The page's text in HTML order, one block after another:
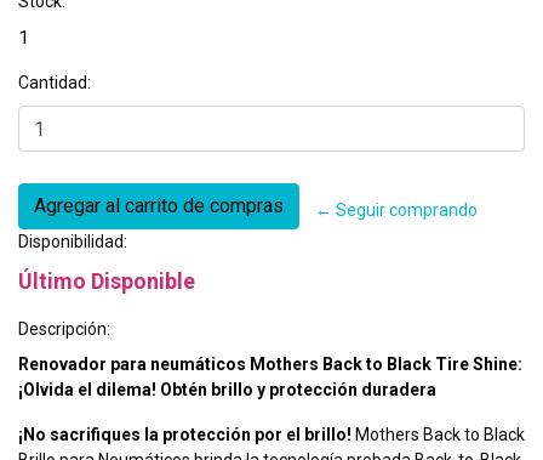
1
Cantidad:
← Seguir comprando
Disponibilidad:
Último Disponible
Descripción:
Renovador para neumáticos Mothers Back to Black Tire Shine:
¡Olvida el dilema! Obtén brillo y protección duradera
¡No sacrifiques la protección por el brillo! Mothers Back to Black